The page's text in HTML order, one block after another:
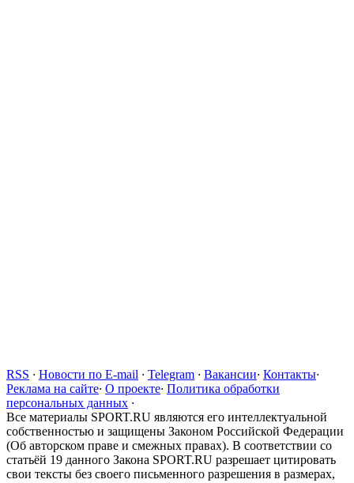
RSS · Новости по E-mail · Telegram · Вакансии· Контакты·
Реклама на сайте· О проекте· Политика обработки
персональных данных ·
Все материалы SPORT.RU являются его интеллектуальной
собственностью и защищены Законом Российской Федерации
(Об авторском праве и смежных правах). В соответствии со
статьёй 19 данного Закона SPORT.RU разрешает цитировать
свои тексты без своего письменного разрешения в размерах,